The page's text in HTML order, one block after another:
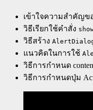
เข้าใจความสำคัญข
วิธีเรียกใช้คำสั่ง
วิธีสร้าง
แนวคิดในการใช้
วิธีการกำหนด
วิธีการกำหนดปุ่ม